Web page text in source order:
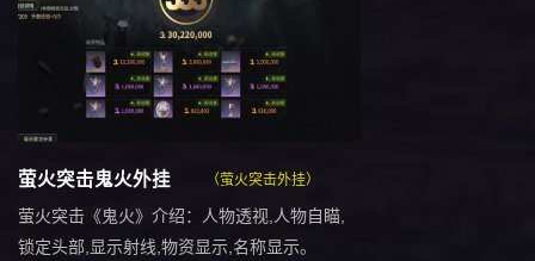
萤火突击鬼火外挂 （萤火突击外挂）
萤火突击《鬼火》介绍：人物透视,人物自瞄,
锁定头部,显示射线,物资显示,名称显示。